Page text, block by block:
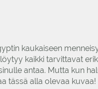
kaukaiseen
kaikki tarvittavat
antaa. Mutta kun
tässä alla olevaa kuvaa!